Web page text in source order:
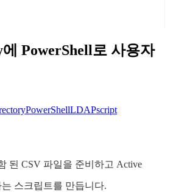
PowerShell로 사용자
PowerShellLDAPscript
된 CSV 파일을 준비하고 Active
스크립트를 만듭니다.